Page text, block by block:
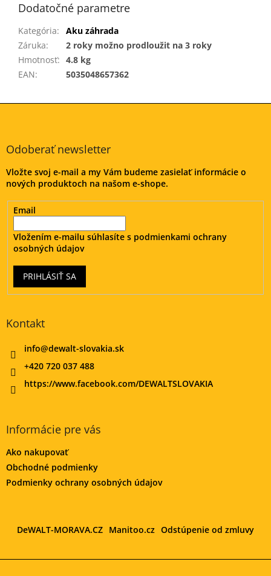
Dodatočné parametre
Kategória:
Aku záhrada
Záruka:
2 roky možno prodloužit na 3 roky
Hmotnosť: 4.8 kg
EAN: 5035048657362
Z
Odoberať newsletter
Vložte svoj e-mail a my Vám budeme zasielať informácie o
nových produktoch na našom e-shope.
Email
Vložením e-mailu súhlasíte s podmienkami ochrany
osobných údajov
PRIHLÁSIŤ SA
Kontakt
info@dewalt-slovakia.sk
+420 720 037 488
https://www.facebook.com/DEWALTSLOVAKIA
Informácie pre vás
Ako nakupovať
Obchodné podmienky
Podmienky ochrany osobných údajov
DeWALT-MORAVA.CZ Manitoo.cz Odstúpenie od zmluvy